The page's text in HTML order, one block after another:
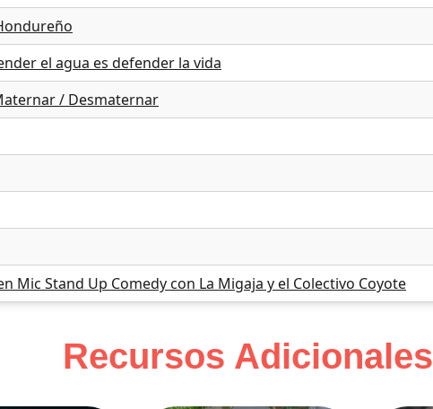
el agua es defender la vida
/ Desmaternar
Mic Stand Up Comedy con La Migaja y el Colectivo Coyote
Recursos Adicionales